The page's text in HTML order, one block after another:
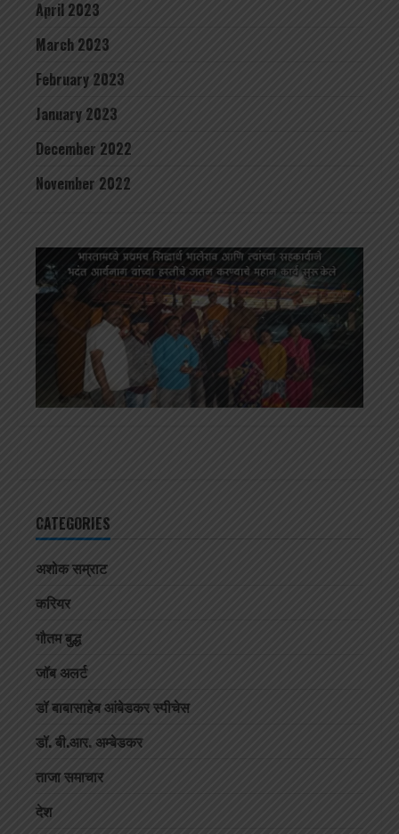
April 2023
March 2023
February 2023
January 2023
December 2022
November 2022
CATEGORIES
अशोक सम्राट
करियर
गौतम बुद्ध
जॉब अलर्ट
डॉ बाबासाहेब आंबेडकर स्पीचेस
डॉ. बी.आर. अम्बेडकर
ताजा समाचार
देश